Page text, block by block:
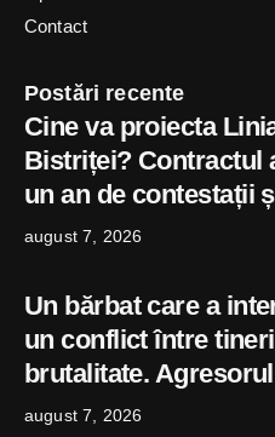
Contact
Postări recente
Cine va proiecta
Bistriței? Contractul
un an de contestații
august 7, 2026
Un bărbat care a
un conflict între
brutalitate.
august 7, 2026